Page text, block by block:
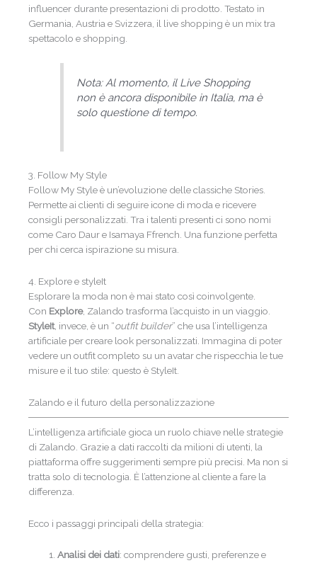
influencer durante presentazioni di prodotto. Testato in
Germania, Austria e Svizzera, il live shopping è un mix tra
spettacolo e shopping.
Nota: Al momento, il Live Shopping
non è ancora disponibile in Italia, ma è
solo questione di tempo.
3. Follow My Style
Follow My Style è un’evoluzione delle classiche Stories.
Permette ai clienti di seguire icone di moda e ricevere
consigli personalizzati. Tra i talenti presenti ci sono nomi
come Caro Daur e Isamaya Ffrench. Una funzione perfetta
per chi cerca ispirazione su misura.
4. Explore e styleIt
Esplorare la moda non è mai stato così coinvolgente.
Con Explore, Zalando trasforma l’acquisto in un viaggio.
StyleIt, invece, è un “outfit builder” che usa l’intelligenza
artificiale per creare look personalizzati. Immagina di poter
vedere un outfit completo su un avatar che rispecchia le tue
misure e il tuo stile: questo è StyleIt.
Zalando e il futuro della personalizzazione
L’intelligenza artificiale gioca un ruolo chiave nelle strategie
di Zalando. Grazie a dati raccolti da milioni di utenti, la
piattaforma offre suggerimenti sempre più precisi. Ma non si
tratta solo di tecnologia. È l’attenzione al cliente a fare la
differenza.
Ecco i passaggi principali della strategia:
Analisi dei dati: comprendere gusti, preferenze e